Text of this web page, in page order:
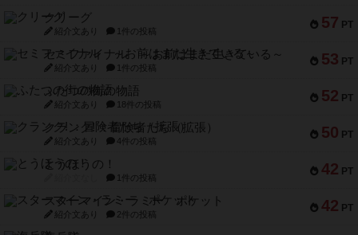
57 PT
クリーグ
紹介文あり 1件の投稿
53 PT
セミファイナル ～お前はまだ生きている～
紹介文あり 1件の投稿
52 PT
ふたつの街の物語
紹介文あり 18件の投稿
50 PT
クランク! ：冒険者たち（拡張）
紹介文あり 4件の投稿
42 PT
とうほうの！
1件の投稿
42 PT
スターマイン・ラミー ポケット
紹介文あり 2件の投稿